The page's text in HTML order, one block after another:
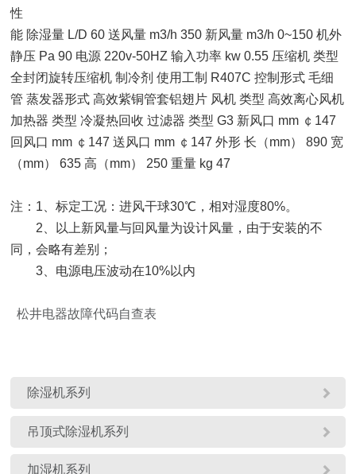
性
能 除湿量 L/D 60 送风量 m3/h 350 新风量 m3/h 0~150 机外
静压 Pa 90 电源 220v-50HZ 输入功率 kw 0.55 压缩机 类型
全封闭旋转压缩机 制冷剂 使用工制 R407C 控制形式 毛细
管 蒸发器形式 高效紫铜管套铝翅片 风机 类型 高效离心风机
加热器 类型 冷凝热回收 过滤器 类型 G3 新风口 mm ￠147
回风口 mm ￠147 送风口 mm ￠147 外形 长（mm） 890 宽
（mm） 635 高（mm） 250 重量 kg 47
注：1、标定工况：进风干球30℃，相对湿度80%。
2、以上新风量与回风量为设计风量，由于安装的不
同，会略有差别；
3、电源电压波动在10%以内
松井电器故障代码自查表

除湿机系列

吊顶式除湿机系列

加湿机系列